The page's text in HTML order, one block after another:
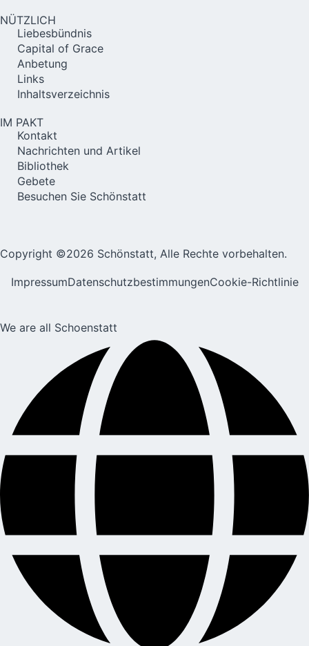
NÜTZLICH
Liebesbündnis
Capital of Grace
Anbetung
Links
Inhaltsverzeichnis
IM PAKT
Kontakt
Nachrichten und Artikel
Bibliothek
Gebete
Besuchen Sie Schönstatt
Copyright ©2026 Schönstatt, Alle Rechte vorbehalten.
ImpressumDatenschutzbestimmungenCookie-Richtlinie
We are all Schoenstatt